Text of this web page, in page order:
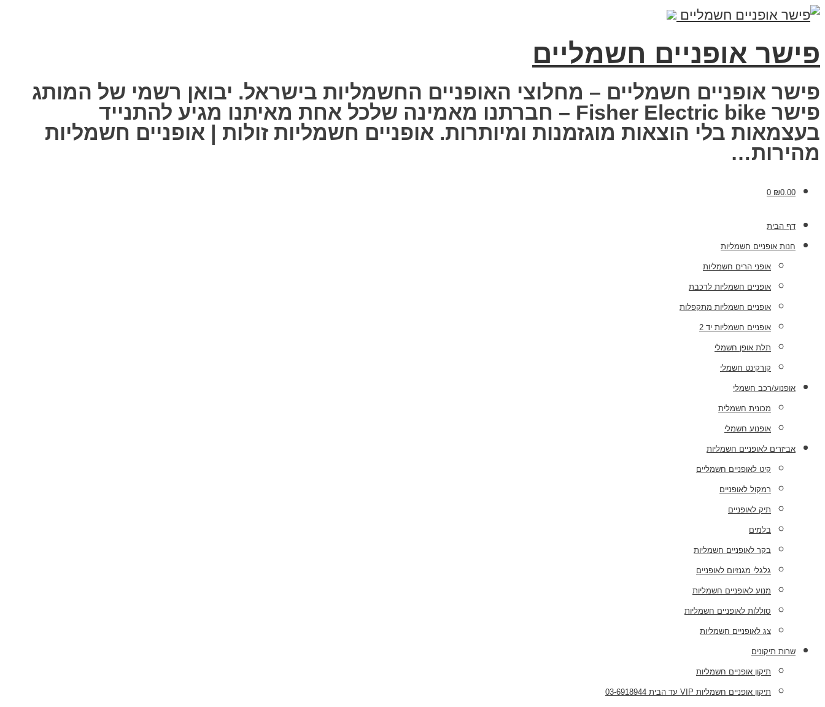
פישר אופניים חשמליים
פישר אופניים חשמליים – מחלוצי האופניים החשמליות בישראל. יבואן רשמי של המותג
פישר Fisher Electric bike – חברתנו מאמינה שלכל אחת מאיתנו מגיע להתנייד
בעצמאות בלי הוצאות מוגזמנות ומיותרות. אופניים חשמליות זולות | אופניים חשמליות
מהירות…
₪0.00
0
דף הבית
חנות אופניים חשמליות
אופני הרים חשמליות
אופניים חשמליות לרכבת
אופניים חשמליות מתקפלות
אופניים חשמליות יד 2
תלת אופן חשמלי
קורקינט חשמלי
אופנוע/רכב חשמלי
מכונית חשמלית
אופנוע חשמלי
אביזרים לאופניים חשמליות
קיט לאופניים חשמליים
רמקול לאופניים
תיק לאופניים
בלמים
בקר לאופניים חשמליות
גלגלי מגנזיום לאופניים
מנוע לאופניים חשמליות
סוללות לאופניים חשמליות
צג לאופניים חשמליות
שרות תיקונים
תיקון אופניים חשמליות
תיקון אופניים חשמליות VIP עד הבית 03-6918944